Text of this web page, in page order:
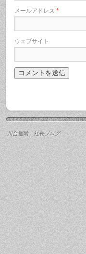
メールアドレス *
ウェブサイト
川合運輸 社長ブログ